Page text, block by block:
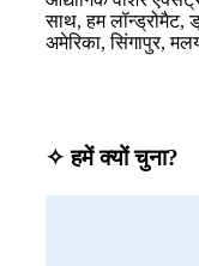
साथ, हम लॉन्ड्रोमैट,
अमेरिका, सिंगापुर,
✧ हमें क्यों चुना?